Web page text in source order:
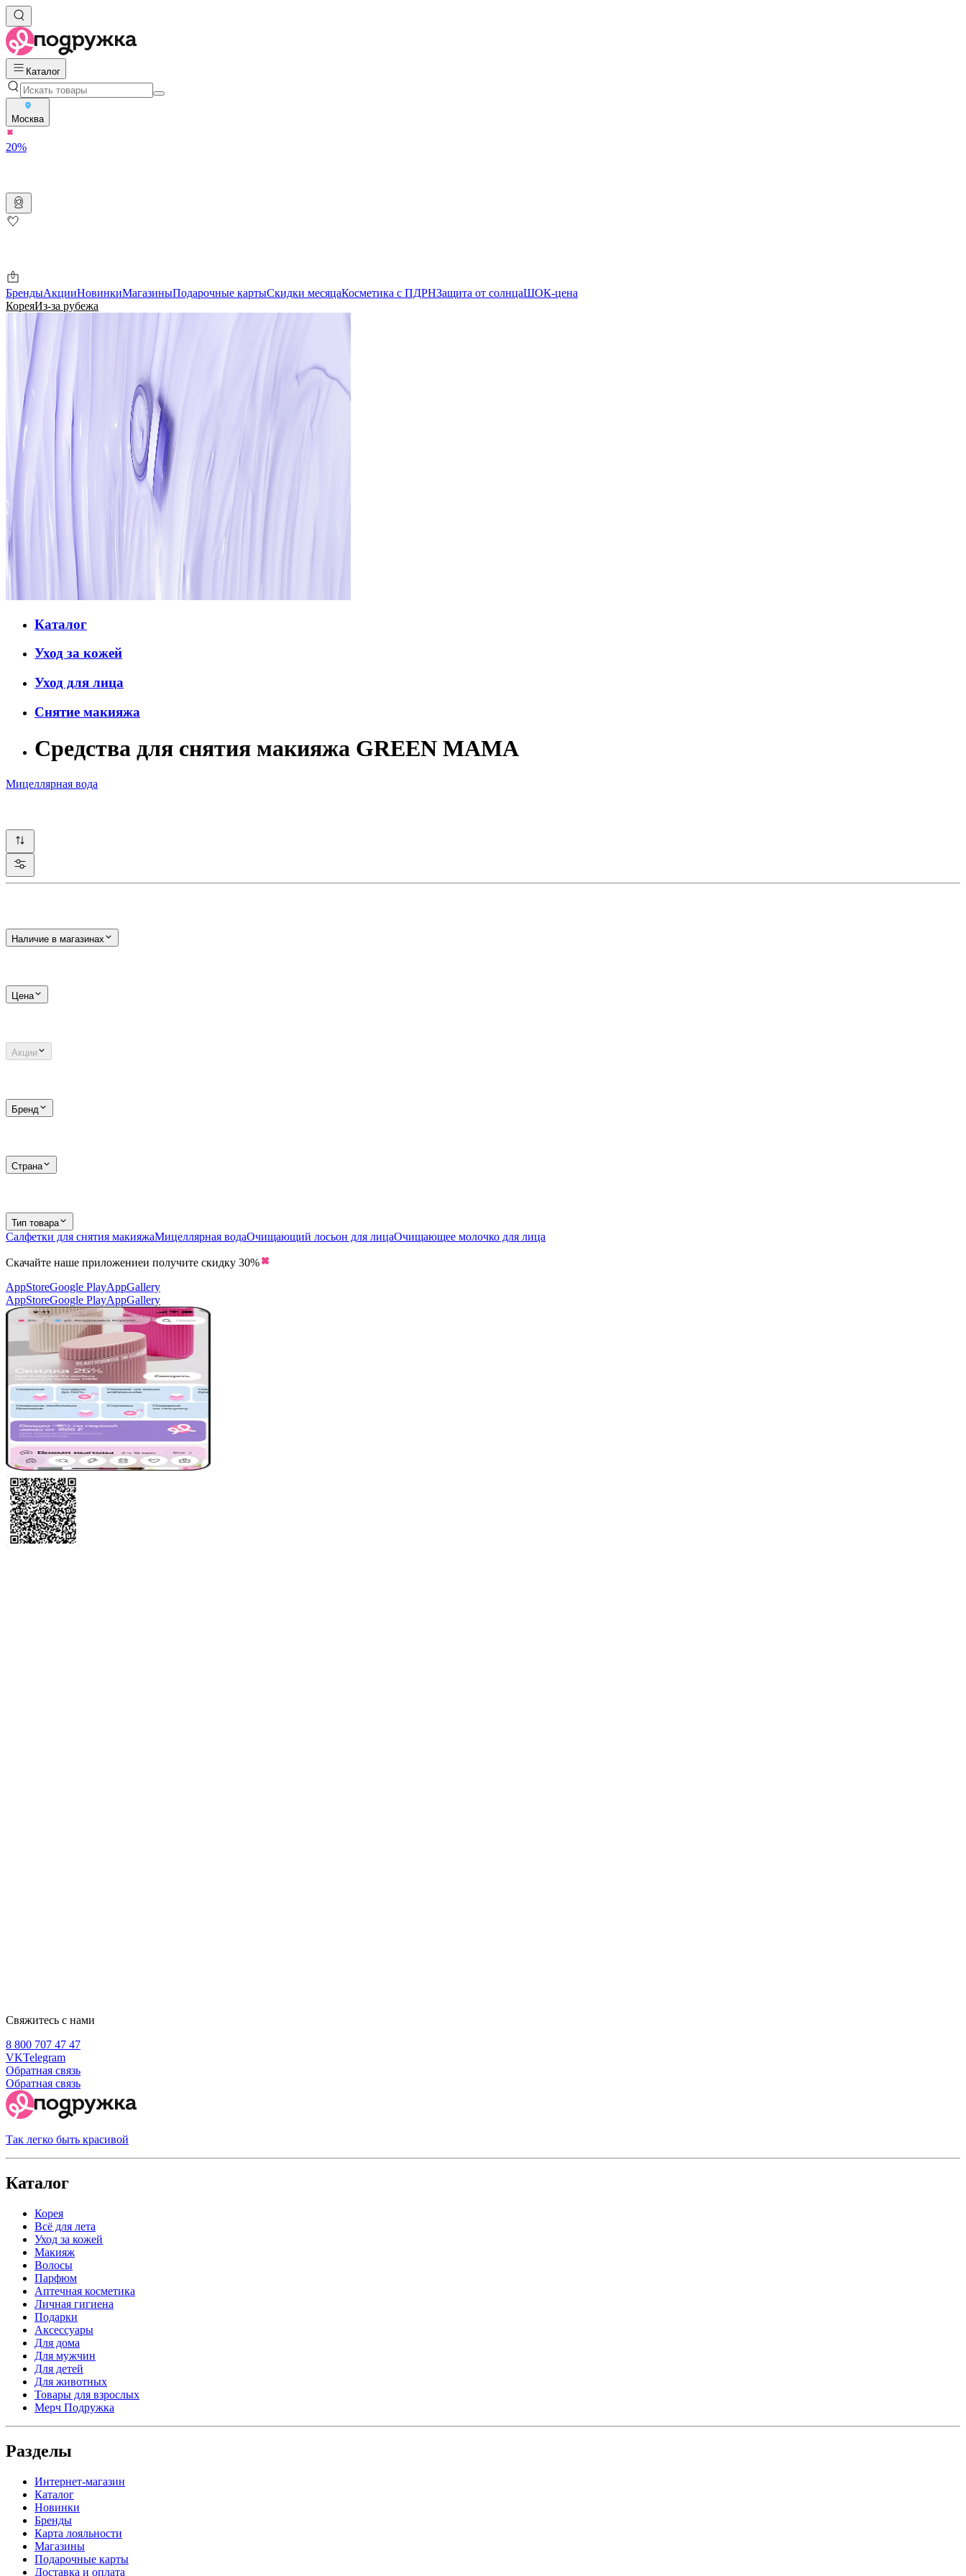
Каталог
Москва
20%
БрендыАкцииНовинкиМагазиныПодарочные картыСкидки месяцаКосметика с ПДРНЗащита от солнцаШОК-цена
КореяИз-за рубежа
Каталог
Уход за кожей
Уход для лица
Снятие макияжа
Средства для снятия макияжа GREEN MAMA
Мицеллярная вода
Наличие в магазинах
Цена
Акции
Бренд
Страна
Тип товара
Салфетки для снятия макияжаМицеллярная водаОчищающий лосьон для лицаОчищающее молочко для лица
Скачайте наше приложениеи получите скидку 30%
AppStoreGoogle PlayAppGallery
AppStoreGoogle PlayAppGallery
Свяжитесь с нами
8 800 707 47 47
VKTelegram
Обратная связь
Обратная связь
Так легко быть красивой
Каталог
Корея
Всё для лета
Уход за кожей
Макияж
Волосы
Парфюм
Аптечная косметика
Личная гигиена
Подарки
Аксессуары
Для дома
Для мужчин
Для детей
Для животных
Товары для взрослых
Мерч Подружка
Разделы
Интернет-магазин
Каталог
Новинки
Бренды
Карта лояльности
Магазины
Подарочные карты
Доставка и оплата